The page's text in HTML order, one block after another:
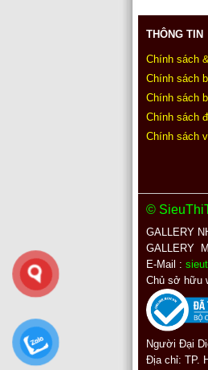
THÔNG TIN
Chính sách
Chính sách
Chính sách
Chính sách
Chính sách
©
GALLERY
GALLERY
E-Mail :
Người Đại
Địa chỉ: TP.